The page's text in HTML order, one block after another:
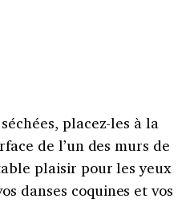
placez-les à la
de l’un des murs de
plaisir pour les yeux
danses coquines et vos